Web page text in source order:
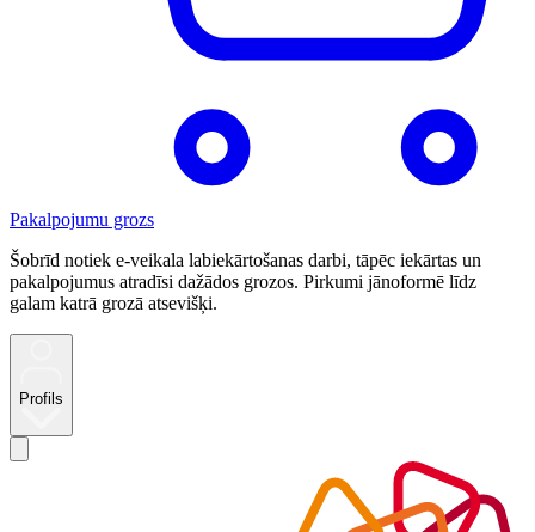
Pakalpojumu grozs
Šobrīd notiek e-veikala labiekārtošanas darbi, tāpēc iekārtas un
pakalpojumus atradīsi dažādos grozos. Pirkumi jānoformē līdz
galam katrā grozā atsevišķi.
Profils